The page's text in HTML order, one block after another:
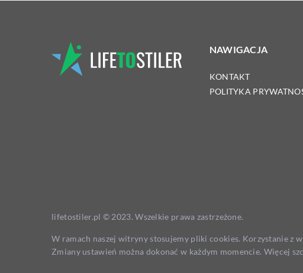
NAWIGACJA
KONTAKT
POLITYKA
lifetostiler.pl © 2023. Wszelkie prawa zastrzeżone.
W ramach naszej witryny stosujemy pliki cookies. Korzystanie z
Zmiany ustawień można dokonać w każdym momencie. Więcej